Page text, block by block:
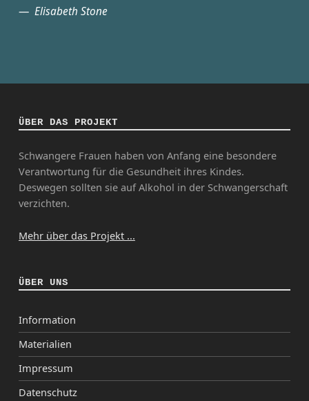
Elisabeth Stone
ÜBER DAS PROJEKT
Schwangere Frauen haben von Anfang eine besondere
Verantwortung für die Gesundheit ihres Kindes.
Deswegen sollten sie auf Alkohol in der Schwangerschaft
verzichten.
Mehr über das Projekt ...
ÜBER UNS
Information
Materialien
Impressum
Datenschutz